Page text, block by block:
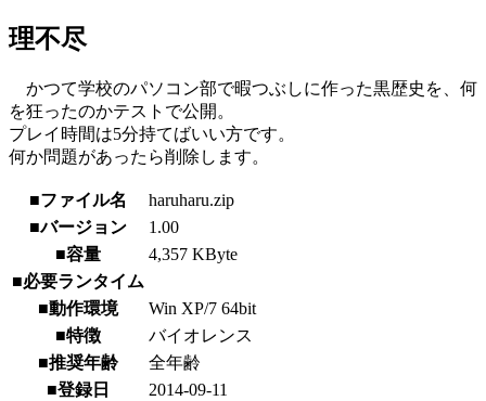
理不尽
かつて学校のパソコン部で暇つぶしに作った黒歴史を、何
を狂ったのかテストで公開。
プレイ時間は5分持てばいい方です。
何か問題があったら削除します。
■ファイル名
haruharu.zip
■バージョン
1.00
■容量
4,357 KByte
■必要ランタイム
■動作環境
Win XP/7 64bit
■特徴
バイオレンス
■推奨年齢
全年齢
■登録日
2014-09-11